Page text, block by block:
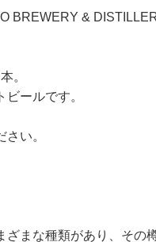
BREWERY &
。
ールです。
い。
まな種類があり、その